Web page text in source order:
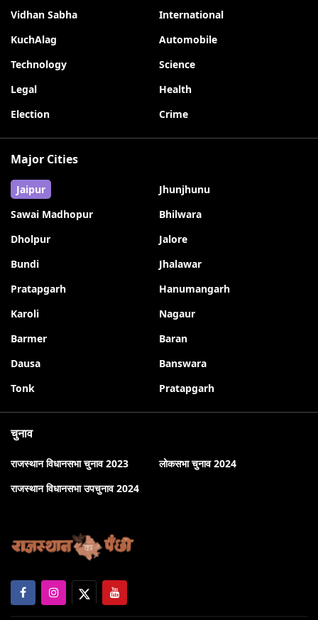
Vidhan Sabha
International
KuchAlag
Automobile
Technology
Science
Legal
Health
Election
Crime
Major Cities
Jaipur
Jhunjhunu
Sawai Madhopur
Bhilwara
Dholpur
Jalore
Bundi
Jhalawar
Pratapgarh
Hanumangarh
Karoli
Nagaur
Barmer
Baran
Dausa
Banswara
Tonk
Pratapgarh
चुनाव
राजस्थान विधानसभा चुनाव 2023
लोकसभा चुनाव 2024
राजस्थान विधानसभा उपचुनाव 2024